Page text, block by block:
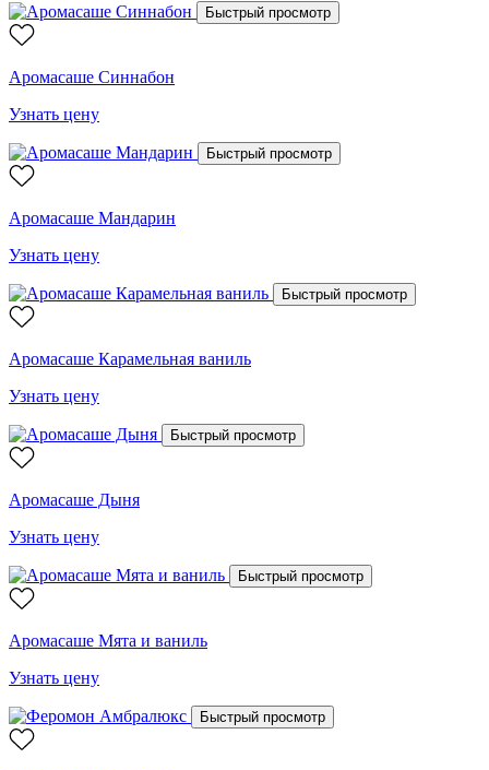
Быстрый просмотр
Аромасаше Синнабон
Узнать цену
Быстрый просмотр
Аромасаше Мандарин
Узнать цену
Быстрый просмотр
Аромасаше Карамельная ваниль
Узнать цену
Быстрый просмотр
Аромасаше Дыня
Узнать цену
Быстрый просмотр
Аромасаше Мята и ваниль
Узнать цену
Быстрый просмотр